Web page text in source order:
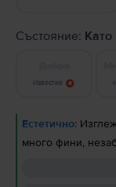
Състояние: Като
Известие
Естетично:
много фини,